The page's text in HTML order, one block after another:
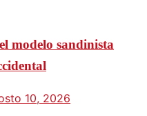
modelo sandinista
10, 2026